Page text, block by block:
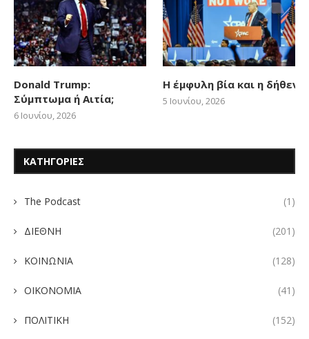
Donald Trump:
Σύμπτωμα ή Αιτία;
6 Ιουνίου, 2026
Η έμφυλη βία και η δήθεν
5 Ιουνίου, 2026
ΚΑΤΗΓΟΡΙΕΣ
The Podcast (1)
ΔΙΕΘΝΗ (201)
ΚΟΙΝΩΝΙΑ (128)
ΟΙΚΟΝΟΜΙΑ (41)
ΠΟΛΙΤΙΚΗ (152)